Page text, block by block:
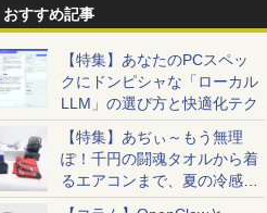
おすすめ記事
【特集】あなたのPCスペッ
クにドンピシャな「ローカル
LLM」の選び方と快適化テク
【特集】あぢぃ～もう無理
ぽ！千円の闘魂タオルから着
るエアコンまで、夏の冷感グ
ッズ一挙紹介
8
7 88